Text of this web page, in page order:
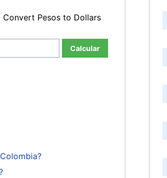
Convert Pesos to Dollars
Calcular